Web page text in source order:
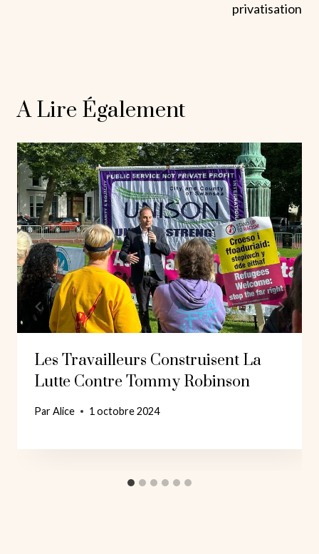
privatisation
A Lire Également
Les Travailleurs Construisent La
Lutte Contre Tommy Robinson
ParAlice 1 octobre 2024